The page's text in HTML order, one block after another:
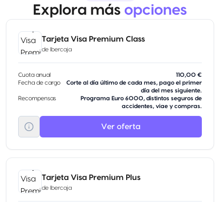
Explora más opciones
Tarjeta Visa Premium Class
de Ibercaja
Cuota anual
110,00 €
Fecha de cargo
Corte al día último de cada mes, pago el primer
día del mes siguiente.
Recompensas
Programa Euro 6000, distintos seguros de
accidentes, viae y compras.
Ver oferta
Tarjeta Visa Premium Plus
de Ibercaja